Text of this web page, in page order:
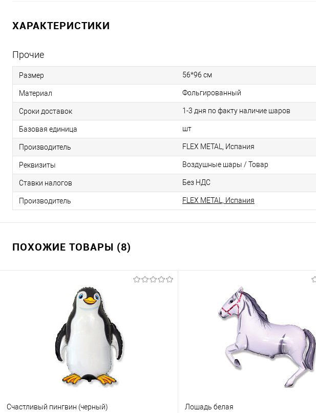
ХАРАКТЕРИСТИКИ
Прочие
Размер 56*96 см
Материал Фольгированный
Сроки доставок 1-3 дня по факту наличие шаров
Базовая единица шт
Производитель FLEX METAL, Испания
Реквизиты Воздушные шары / Товар
Ставки налогов Без НДС
Производитель FLEX METAL, Испания
ПОХОЖИЕ ТОВАРЫ (8)
Счастливый пингвин (черный) Лошадь белая